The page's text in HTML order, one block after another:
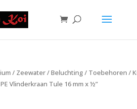
/ Zeewater/Beluchting / Toebehoren /
Vlinderkraan Tule 16 mm x ½”